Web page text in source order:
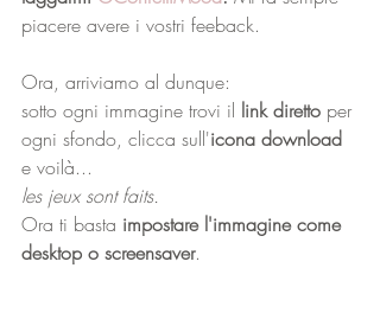
piacere avere i vostri feeback.
Ora, arriviamo al dunque:
sotto ogni immagine trovi il link diretto per
ogni sfondo, clicca sull'icona download
e voilà...
les jeux sont faits.
Ora ti basta impostare l'immagine come
desktop o screensaver.